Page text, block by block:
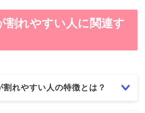
割れやすい人に関連す
割れやすい人の特徴とは？